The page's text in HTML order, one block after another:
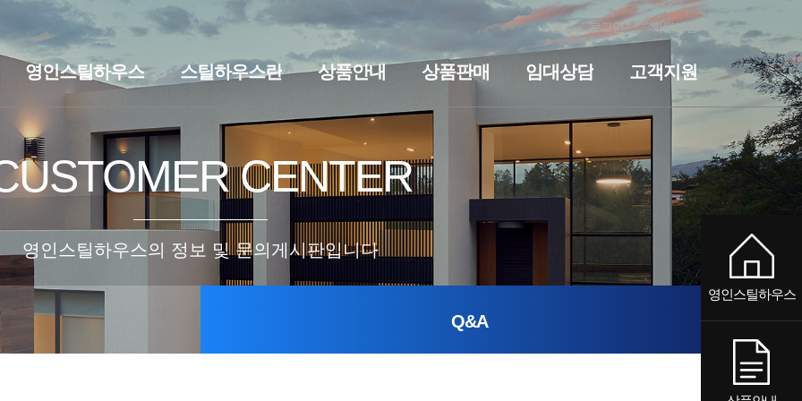
영인스틸하우스
홈 로그인 회원가입
영인스틸하우스
브랜드스토리 찾아오시는길
스틸하우스란
스틸하우스란
상품안내
세컨하우스·전원주택 기숙사·사무실 펜션
상품판매
세컨하우스·전원주택 기숙사·사무실
임대상담
임대상담
고객지원
공지사항
CENTER
영인스틸하우스의 정보 및 문의게시판입니다
Q&A